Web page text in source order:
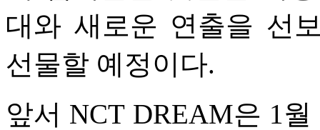
대와 새로운 연출을 선
선물할 예정이다.
앞서 NCT DREAM은 1